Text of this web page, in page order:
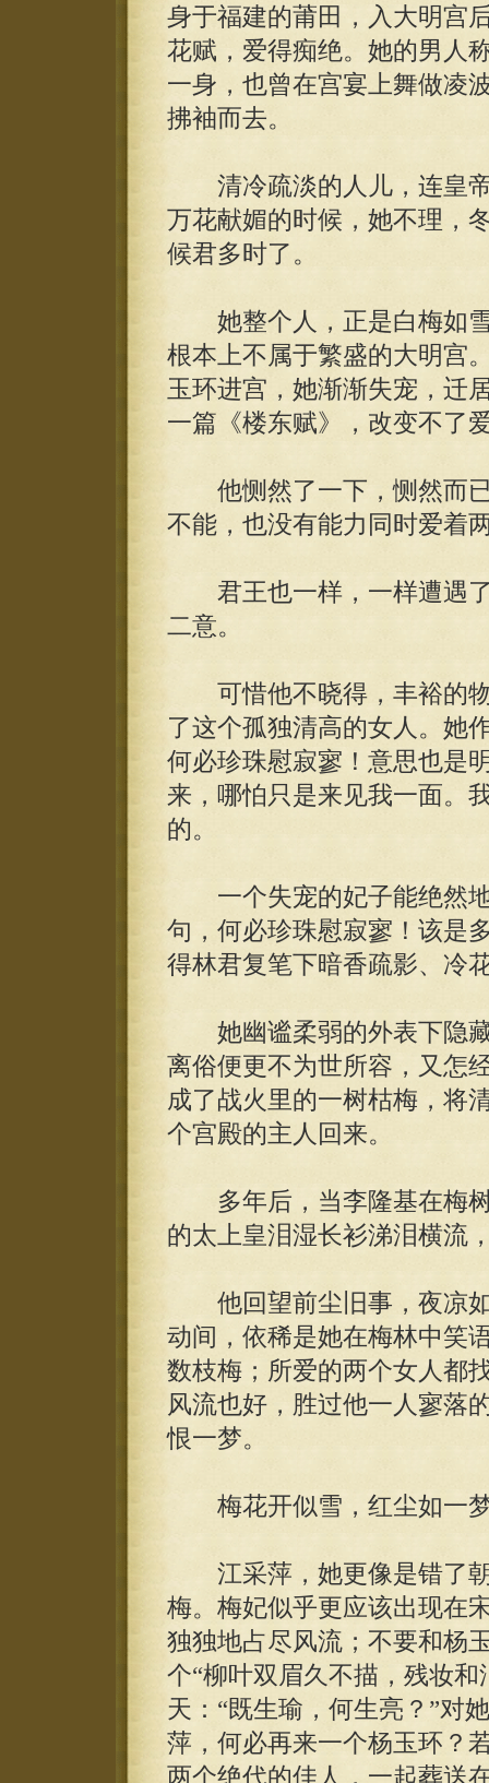
身于福建的莆田，入大明宫
花赋，爱得痴绝。她的男人
一身，也曾在宫宴上舞做凌
拂袖而去。
清冷疏淡的人儿，连皇帝
万花献媚的时候，她不理，
候君多时了。
她整个人，正是白梅如雪
根本上不属于繁盛的大明宫
玉环进宫，她渐渐失宠，迁
一篇《楼东赋》，改变不了
他恻然了一下，恻然而已
不能，也没有能力同时爱着
君王也一样，一样遭遇了
二意。
可惜他不晓得，丰裕的物
了这个孤独清高的女人。她
何必珍珠慰寂寥！意思也是
来，哪怕只是来见我一面。
的。
一个失宠的妃子能绝然地
句，何必珍珠慰寂寥！该是
得林君复笔下暗香疏影、冷
她幽谧柔弱的外表下隐藏
离俗便更不为世所容，又怎
成了战火里的一树枯梅，将
个宫殿的主人回来。
多年后，当李隆基在梅树
的太上皇泪湿长衫涕泪横流
他回望前尘旧事，夜凉如
动间，依稀是她在梅林中笑
数枝梅；所爱的两个女人都
风流也好，胜过他一人寥落
恨一梦。
梅花开似雪，红尘如一
江采萍，她更像是错了朝
梅。梅妃似乎更应该出现在
独独地占尽风流；不要和杨
个“柳叶双眉久不描，残妆
天：“既生瑜，何生亮？”对
萍，何必再来一个杨玉环？
两个绝代的佳人，一起葬送